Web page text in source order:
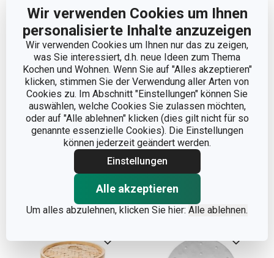
Wir verwenden Cookies um Ihnen
personalisierte Inhalte anzuzeigen
Wir verwenden Cookies um Ihnen nur das zu zeigen,
was Sie interessiert, d.h. neue Ideen zum Thema
Kochen und Wohnen. Wenn Sie auf "Alles akzeptieren"
klicken, stimmen Sie der Verwendung aller Arten von
Cookies zu. Im Abschnitt "Einstellungen" können Sie
auswählen, welche Cookies Sie zulassen möchten,
oder auf "Alle ablehnen" klicken (dies gilt nicht für so
genannte essenzielle Cookies). Die Einstellungen
können jederzeit geändert werden.
Einstellungen
Alle akzeptieren
Um alles abzulehnen, klicken Sie hier: Alle ablehnen.
Essstäbchen mit Ablage
NIKKO, 6 Sets
11,90 €
Warenkorb
Rollmatte für Sushi
NIKKO 24 x 24 cm
7,90 €
Auf Lager
Warenkorb